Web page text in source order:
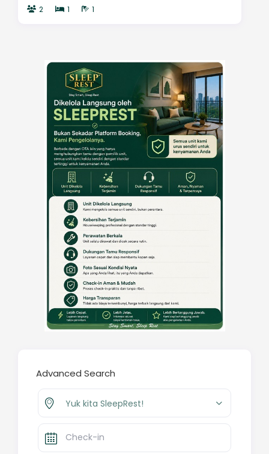
2 1 1
Advanced Search
Yuk kita SleepRest!